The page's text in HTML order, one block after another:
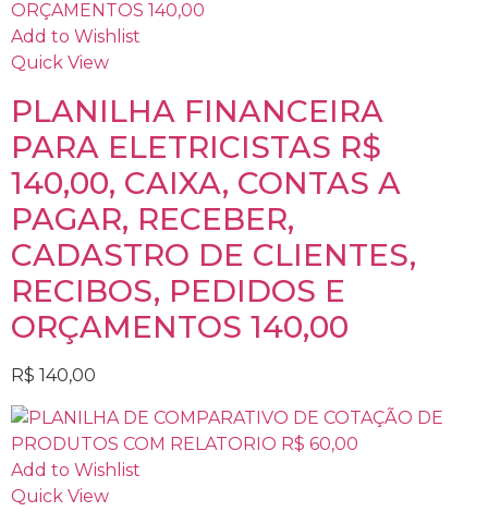
Add to Wishlist
Quick View
PLANILHA FINANCEIRA
PARA ELETRICISTAS R$
140,00, CAIXA, CONTAS A
PAGAR, RECEBER,
CADASTRO DE CLIENTES,
RECIBOS, PEDIDOS E
ORÇAMENTOS 140,00
R$ 140,00
Add to Wishlist
Quick View